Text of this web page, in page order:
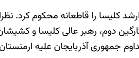
کلیسا را قاطعانه محکوم کرد.
دوم، رهبر عالی کلیسا و
جمهوری آذربایجان علیه